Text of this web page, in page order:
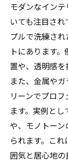
作る
プラ
夫
自然
外界
多目
美容院の
法
独自
ン
モダンなイン
いても注目さ
プルで洗練さ
トにあります
置や、透明感を
また、金属や
リーンでプロ
ます。実例と
や、モノトー
られます。こ
囲気と居心地の